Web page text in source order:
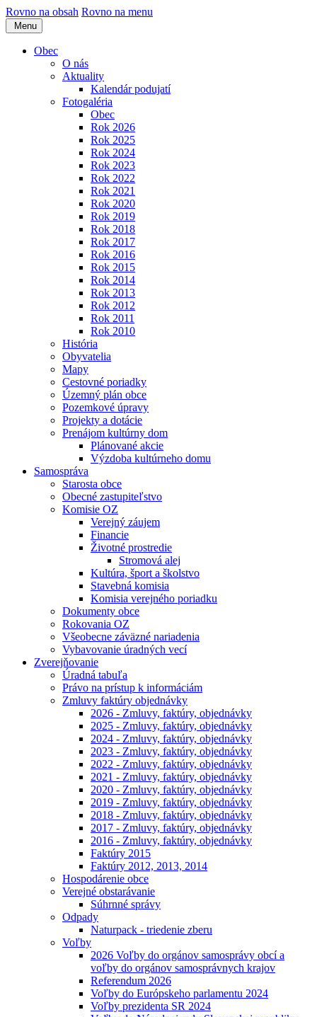
Rovno na obsah Rovno na menu
Menu
Obec
O nás
Aktuality
Kalendár podujatí
Fotogaléria
Obec
Rok 2026
Rok 2025
Rok 2024
Rok 2023
Rok 2022
Rok 2021
Rok 2020
Rok 2019
Rok 2018
Rok 2017
Rok 2016
Rok 2015
Rok 2014
Rok 2013
Rok 2012
Rok 2011
Rok 2010
História
Obyvatelia
Mapy
Cestovné poriadky
Územný plán obce
Pozemkové úpravy
Projekty a dotácie
Prenájom kultúrny dom
Plánované akcie
Výzdoba kultúrneho domu
Samospráva
Starosta obce
Obecné zastupiteľstvo
Komisie OZ
Verejný záujem
Financie
Životné prostredie
Stromová alej
Kultúra, šport a školstvo
Stavebná komisia
Komisia verejného poriadku
Dokumenty obce
Rokovania OZ
Všeobecne záväzné nariadenia
Vybavovanie úradných vecí
Zverejňovanie
Úradná tabuľa
Právo na prístup k informáciám
Zmluvy faktúry objednávky
2026 - Zmluvy, faktúry, objednávky
2025 - Zmluvy, faktúry, objednávky
2024 - Zmluvy, faktúry, objednávky
2023 - Zmluvy, faktúry, objednávky
2022 - Zmluvy, faktúry, objednávky
2021 - Zmluvy, faktúry, objednávky
2020 - Zmluvy, faktúry, objednávky
2019 - Zmluvy, faktúry, objednávky
2018 - Zmluvy, faktúry, objednávky
2017 - Zmluvy, faktúry, objednávky
2016 - Zmluvy, faktúry, objednávky
Faktúry 2015
Faktúry 2012, 2013, 2014
Hospodárenie obce
Verejné obstarávanie
Súhrnné správy
Odpady
Naturpack - triedenie zberu
Voľby
2026 Voľby do orgánov samosprávy obcí a
voľby do orgánov samosprávnych krajov
Referendum 2026
Voľby do Európskeho parlamentu 2024
Voľby prezidenta SR 2024